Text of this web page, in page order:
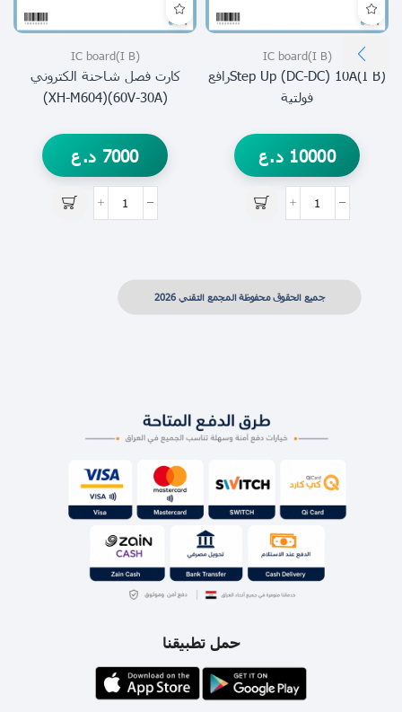
(I B)IC board
(I B)step Up (DC-DC) 10Aرافع
فولتية
10000 د.ع
(I B)IC board
كارت فصل شاحنة الكتروني
(60V-30A)(XH-M604)
7000 د.ع
جميع الحقوق محفوظة المجمع التقني 2026
حمل تطبيقنا